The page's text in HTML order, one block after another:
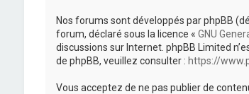
Nos forums sont développés par phpBB
forum, déclaré sous la licence « GNU
discussions sur Internet. phpBB Limited
de phpBB, veuillez consulter : https://
Vous acceptez de ne pas publier de